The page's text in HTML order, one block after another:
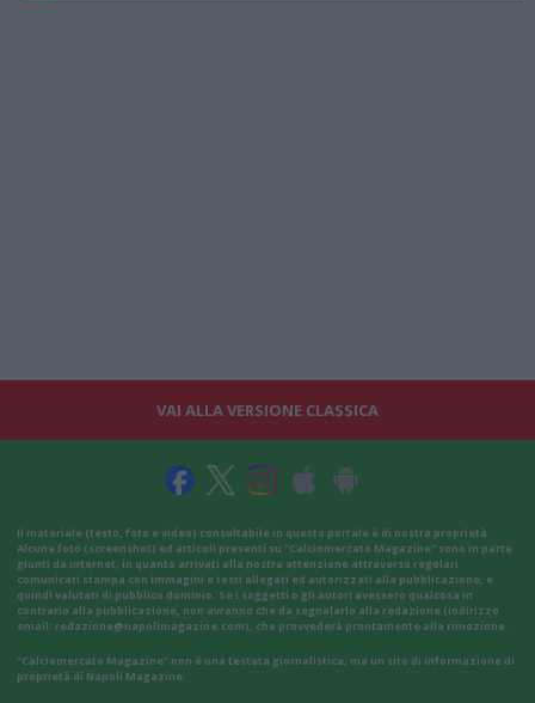
VAI ALLA VERSIONE CLASSICA
Il materiale (testo, foto e video) consultabile in questo portale è di nostra proprietà.
Alcune foto (screenshot) ed articoli presenti su "Calciomercato Magazine" sono in parte
giunti da internet, in quanto arrivati alla nostra attenzione attraverso regolari
comunicati stampa con immagini e testi allegati ed autorizzati alla pubblicazione, e
quindi valutati di pubblico dominio. Se i soggetti o gli autori avessero qualcosa in
contrario alla pubblicazione, non avranno che da segnalarlo alla redazione (indirizzo
email: redazione@napolimagazine.com), che provvederà prontamente alla rimozione.
"Calciomercato Magazine" non è una testata giornalistica, ma un sito di informazione di
proprietà di Napoli Magazine.